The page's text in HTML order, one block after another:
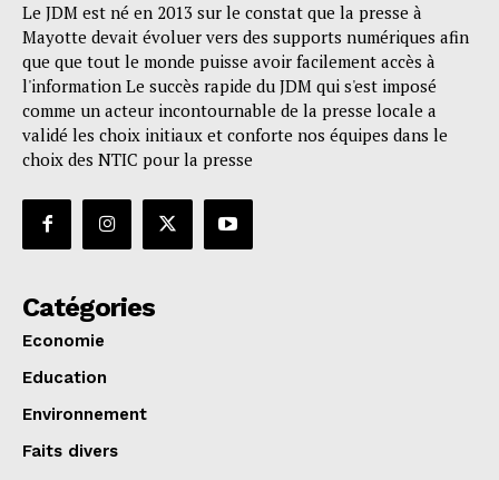
Le JDM est né en 2013 sur le constat que la presse à
Mayotte devait évoluer vers des supports numériques afin
que que tout le monde puisse avoir facilement accès à
l'information Le succès rapide du JDM qui s'est imposé
comme un acteur incontournable de la presse locale a
validé les choix initiaux et conforte nos équipes dans le
choix des NTIC pour la presse
Catégories
Economie
Education
Environnement
Faits divers